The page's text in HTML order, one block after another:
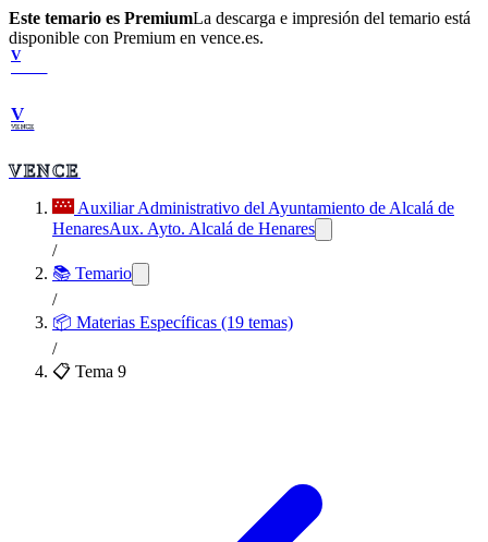
Este temario es PremiumLa descarga e impresión del temario está
disponible con Premium en vence.es.
V
V
VENCE
VENCE
Auxiliar Administrativo del Ayuntamiento de Alcalá de
HenaresAux. Ayto. Alcalá de Henares
/
📚 Temario
/
📦 Materias Específicas (19 temas)
/
📋 Tema 9